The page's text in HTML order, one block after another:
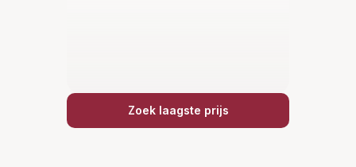
Zoek laagste prijs